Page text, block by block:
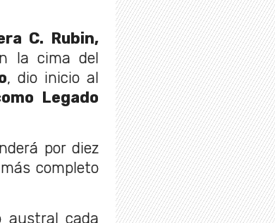
C. Rubin,
la cima del
, dio inicio al
Legado
por diez
completo
austral cada